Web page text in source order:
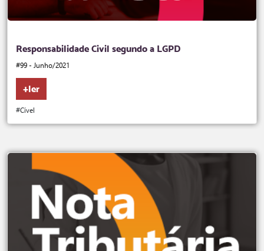
Responsabilidade Civil segundo a LGPD
#99 - Junho/2021
+ler
#Cível